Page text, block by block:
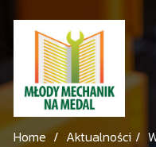
Home Aktualności